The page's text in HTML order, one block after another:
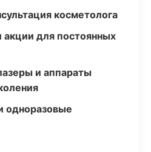
косметолога
акции для постоянных
и аппараты
одноразовые